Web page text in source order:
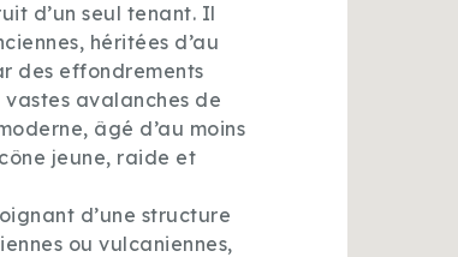
d’un seul tenant. Il
héritées d’au
des effondrements
vastes avalanches de
âgé d’au moins
jeune, raide et
d’une structure
ou vulcaniennes,